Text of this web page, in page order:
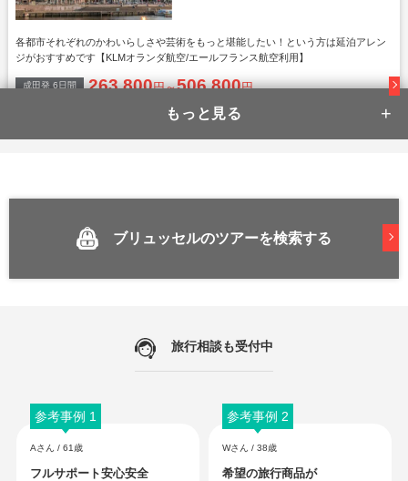
各都市それぞれのかわいらしさや芸術をもっと堪能したい！という方は延泊アレン
ジがおすすめです【KLMオランダ航空/エールフランス航空利用】
成田発 6 日間 263,800円～506,800円
【芸術も美食も】ブリュッセル×
王道の2都市！どちらの街もこれからの季節にぴったり！観光はもちろん、おいしい
【マイペースにひとり旅】ブリュ
ひとり旅だからこそ「行きたい・食べたい」気持ちの赴くままに、パリやロンドン
ブリュッセルのツアーを検索する
旅行相談も受付中
参考事例 1
Aさん / 61歳
フルサポート安心安全
参考事例 2
Wさん / 38歳
希望の旅行商品が